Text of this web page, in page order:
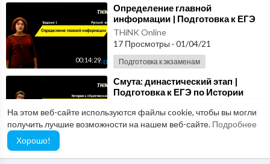
На этом веб-сайте используются файлы cookie, чтобы вы могли
получить лучшие возможности на нашем веб-сайте. Подробнее
Хорошо!
00:14:29
⁣Определение главной
информации | Подготовка к ЕГЭ
по Русскому языку
THiNK Online
17 Просмотры · 01/04/21
Подготовка к экзаменам
⁣Смута: династический этап |
Подготовка к ЕГЭ по Истории
14 Просмотры·01/04/21